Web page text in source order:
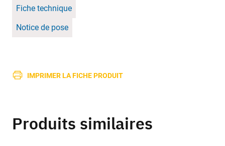
Fiche technique
Notice de pose
IMPRIMER LA FICHE PRODUIT
Produits similaires